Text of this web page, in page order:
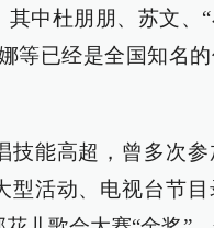
其中杜朋朋、苏文、“
等已经是全国知名
技能高超，曾多次参
型活动、电视台节目